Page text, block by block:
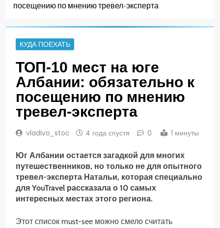
посещению по мнению тревел-эксперта
КУДА ПОЕХАТЬ
ТОП-10 мест на юге
Албании: обязательно к
посещению по мнению
тревел-эксперта
vladivo_stoc 4 года спустя 0 1 минуты
Юг Албании остается загадкой для многих
путешественников, но только не для опытного
тревел-эксперта Натальи, которая специально
для YouTravel рассказала о 10 самых
интересных местах этого региона.
Этот список must-see можно смело считать